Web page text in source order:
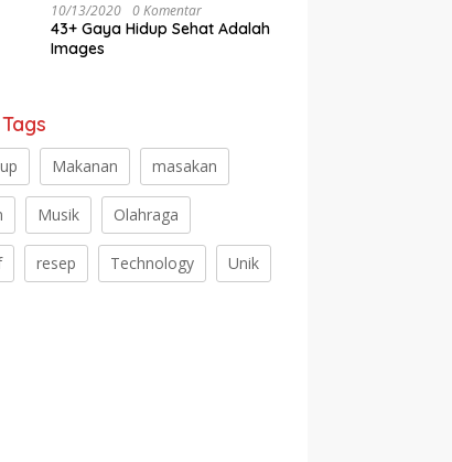
10/13/2020 0 Komentar
43+ Gaya Hidup Sehat Adalah
Images
Makanan masakan
Musik Olahraga
resep Technology Unik